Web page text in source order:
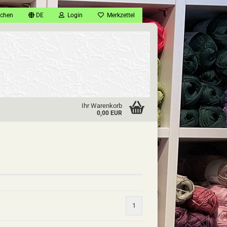
DE Login Merkzettel
Ihr Warenkorb
0,00 EUR
1